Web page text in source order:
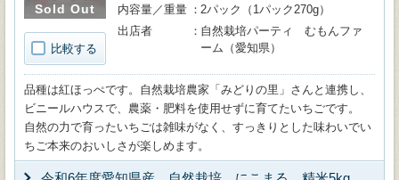
Sold Out
比較する
内容量／重量
2パック（1パック270g）
出店者
自然栽培パーティ むもんファ
ーム（愛知県）
品種は紅ほっぺです。自然栽培農家「みどりの里」さんと連携し、
ビニールハウスで、農薬・肥料を使用せずに育てたいちごです。
自然の力で育ったいちごは雑味がなく、すっきりとした味わいでい
ちご本来のおいしさが楽しめます。